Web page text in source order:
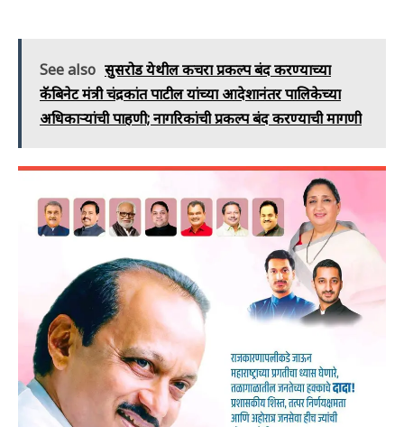
See also सुसरोड येथील कचरा प्रकल्प बंद करण्याच्या
कॅबिनेट मंत्री चंद्रकांत पाटील यांच्या आदेशानंतर पालिकेच्या
अधिकाऱ्यांची पाहणी; नागरिकांची प्रकल्प बंद करण्याची मागणी